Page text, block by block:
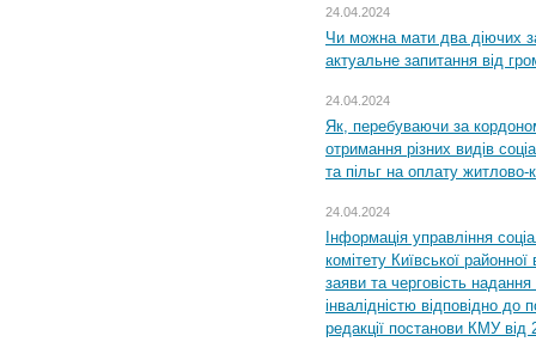
24.04.2024
Чи можна мати два діючих
актуальне запитання від
24.04.2024
Як, перебуваючи за
отримання різних видів
та пільг на оплату
24.04.2024
Інформація управління
комітету Київської
заяви та черговість надання
інвалідністю відповідно
редакції постанови КМУ